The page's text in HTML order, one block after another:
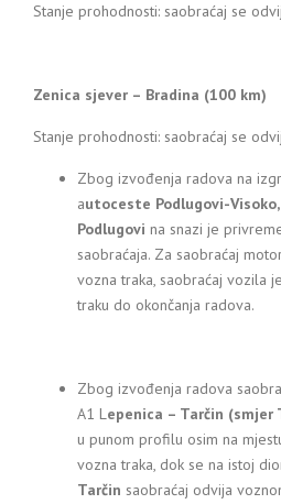
Stanje prohodnosti: saobraćaj se
Zenica sjever – Bradina (100 km)
Stanje prohodnosti: saobraćaj se
Zbog izvođenja radova na
autoceste Podlugovi-
Podlugovi na snazi je
saobraćaja. Za saobraćaj
vozna traka, saobraćaj vozila
traku do okončanja radova.
Zbog izvođenja radova
A1 Lepenica – Tarčin (smjer
u punom profilu osim na
vozna traka, dok se na istoj
Tarčin saobraćaj odvija